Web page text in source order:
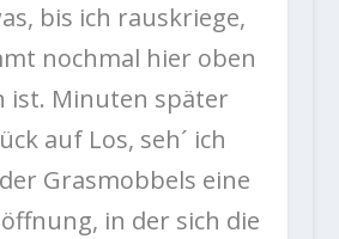
bis ich rauskriege,
nochmal hier oben
ist. Minuten später
auf Los, seh´ ich
Grasmobbels eine
in der sich die